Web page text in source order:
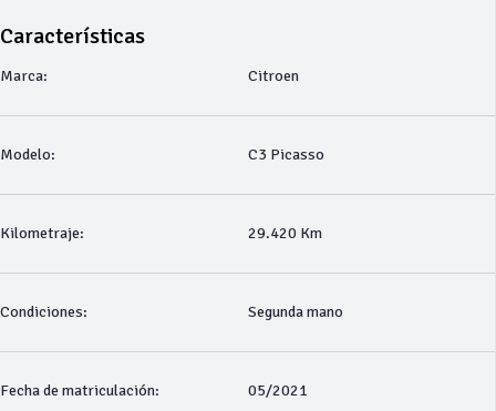
Características
Marca: Citroen
Modelo: C3 Picasso
Kilometraje: 29.420 Km
Condiciones: Segunda mano
Fecha de matriculación: 05/2021